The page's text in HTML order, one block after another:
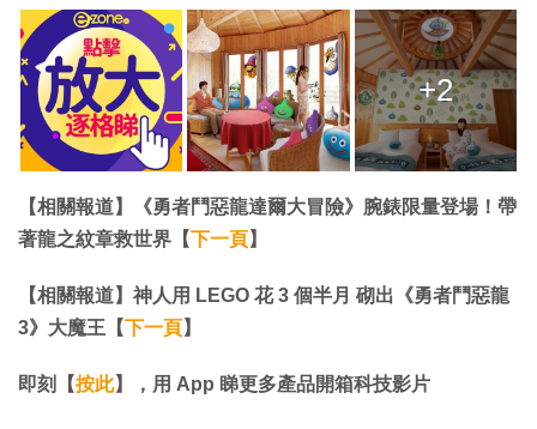
+2
【相關報道】《勇者鬥惡龍達爾大冒險》腕錶限量登場！帶
著龍之紋章救世界【下一頁】
【相關報道】神人用 LEGO 花 3 個半月 砌出《勇者鬥惡龍
3》大魔王【下一頁】​​​​​​​
即刻【按此】，用 App 睇更多產品開箱科技影片